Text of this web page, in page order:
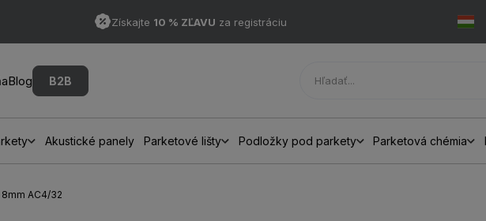
Získajte 10 % ZĽAVU za registráciu
Blog B2B
Akustické panely Parketové lišty Podložky pod parkety Parketová chémia
AC4/32